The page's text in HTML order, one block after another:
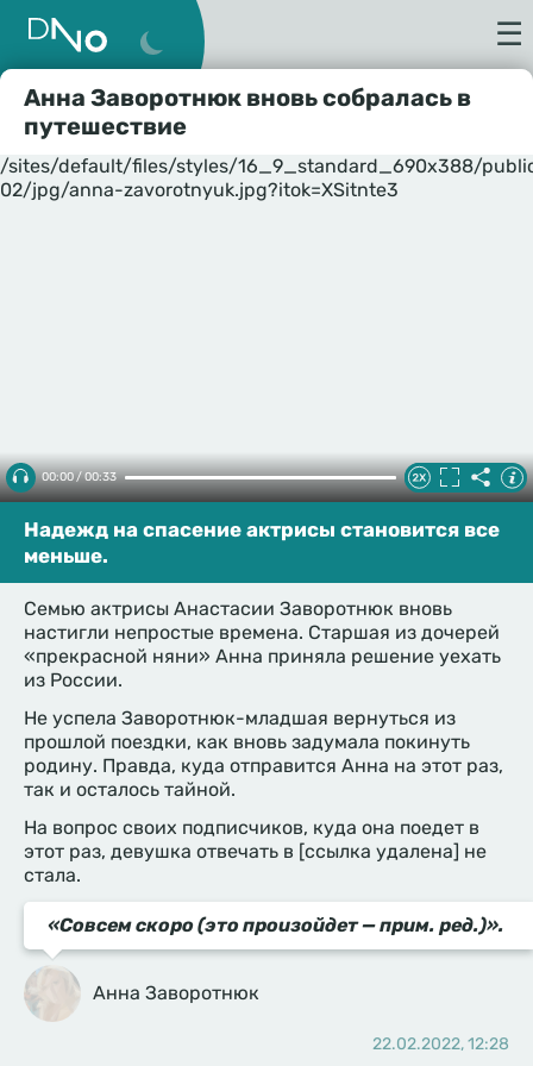
☰
Анна Заворотнюк вновь собралась в
путешествие
/sites/default/files/styles/16_9_standard_690x388/
02/jpg/anna-zavorotnyuk.jpg?itok=XSitnte3
00:00 / 00:33
Надежд на спасение актрисы становится все
меньше.
Семью актрисы Анастасии Заворотнюк вновь
настигли непростые времена. Старшая из дочерей
«прекрасной няни» Анна приняла решение уехать
из России.
Не успела Заворотнюк-младшая вернуться из
прошлой поездки, как вновь задумала покинуть
родину. Правда, куда отправится Анна на этот раз,
так и осталось тайной.
На вопрос своих подписчиков, куда она поедет в
этот раз, девушка отвечать в [ссылка удалена] не
стала.
«Совсем скоро (это произойдет — прим. ред.)».
Анна Заворотнюк
22.02.2022, 12:28